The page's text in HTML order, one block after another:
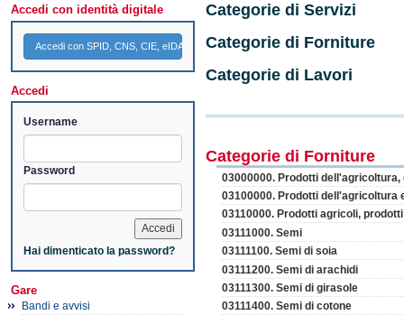
Accedi con identità digitale
Accedi con SPID, CNS, CIE, eIDAS
Accedi
Username
Password
Hai dimenticato la password?
Gare
Bandi e avvisi
Categorie di Servizi
Categorie di Forniture
Categorie di Lavori
Categorie di Forniture
03000000. Prodotti
03100000. Prodotti dell'agricoltura
03110000. Prodotti agricoli,
03111000. Semi
03111100. Semi di soia
03111200. Semi di arachidi
03111300. Semi di girasole
03111400. Semi di cotone